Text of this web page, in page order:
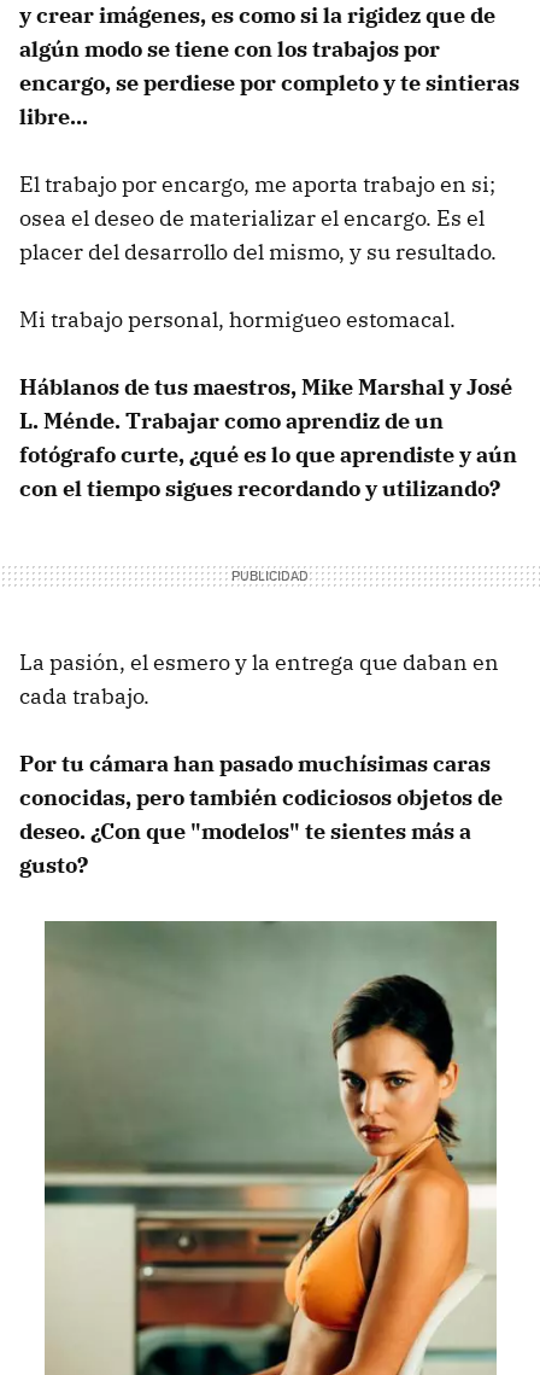
y crear imágenes, es como si la rigidez que de
algún modo se tiene con los trabajos por
encargo, se perdiese por completo y te sintieras
libre...
El trabajo por encargo, me aporta trabajo en si;
osea el deseo de materializar el encargo. Es el
placer del desarrollo del mismo, y su resultado.
Mi trabajo personal, hormigueo estomacal.
Háblanos de tus maestros, Mike Marshal y José
L. Ménde. Trabajar como aprendiz de un
fotógrafo curte, ¿qué es lo que aprendiste y aún
con el tiempo sigues recordando y utilizando?
La pasión, el esmero y la entrega que daban en
cada trabajo.
Por tu cámara han pasado muchísimas caras
conocidas, pero también codiciosos objetos de
deseo. ¿Con que "modelos" te sientes más a
gusto?